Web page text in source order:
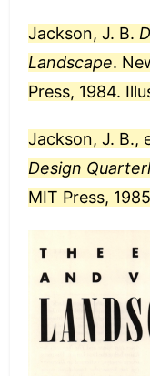
Jackson, J. B.
Landscape.
Press, 1984.
Jackson, J. B.,
Design
MIT Press,